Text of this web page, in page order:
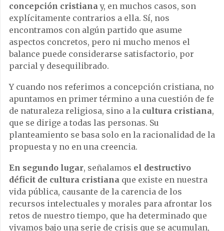
concepción cristianay, en muchos casos, son
explícitamente contrarios a ella. Sí, nos
encontramos con algún partido que asume
aspectos concretos, pero ni mucho menos el
balance puede considerarse satisfactorio, por
parcial y desequilibrado.
Y cuando nos referimos a concepción cristiana, no
apuntamos en primer término a una cuestión de fe
de naturaleza religiosa, sino a la cultura cristiana,
que se dirige a todas las personas. Su
planteamiento se basa solo en la racionalidad de la
propuesta y no en una creencia.
En segundo lugar, señalamos el destructivo
déficit de cultura cristiana que existe en nuestra
vida pública, causante de la carencia de los
recursos intelectuales y morales para afrontar los
retos de nuestro tiempo, que ha determinado que
vivamos bajo una serie de crisis que se acumulan,